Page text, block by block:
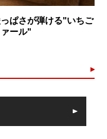
ぱさが弾ける"いちご
ール"